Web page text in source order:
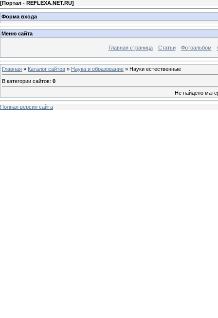
[Портал - REFLEXA.NET.RU]
Форма входа
Меню сайта
Главная страница Статьи Фотоальбом
Главная » Каталог сайтов » Наука и образование » Науки естественные
В категории сайтов: 0
Не найдено
Полная версия сайта